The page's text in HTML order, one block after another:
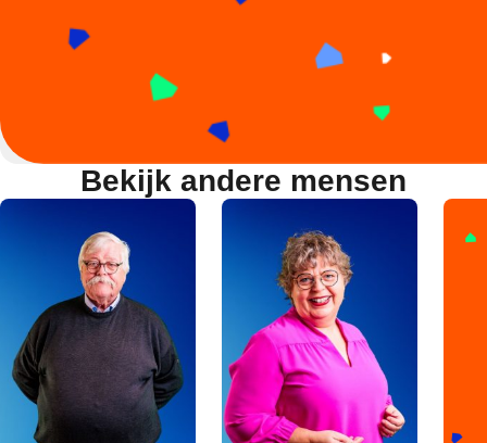
Bekijk andere mensen